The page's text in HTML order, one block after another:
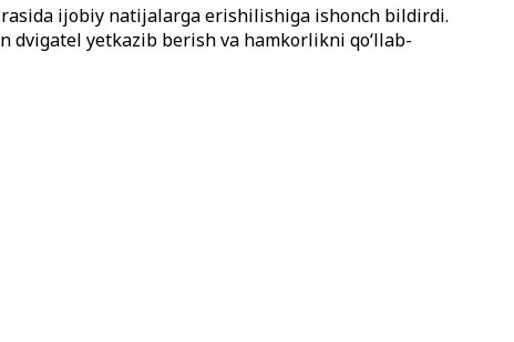
ijobiy natijalarga erishilishiga ishonch bildirdi.
dvigatel yetkazib berish va hamkorlikni qo‘llab-